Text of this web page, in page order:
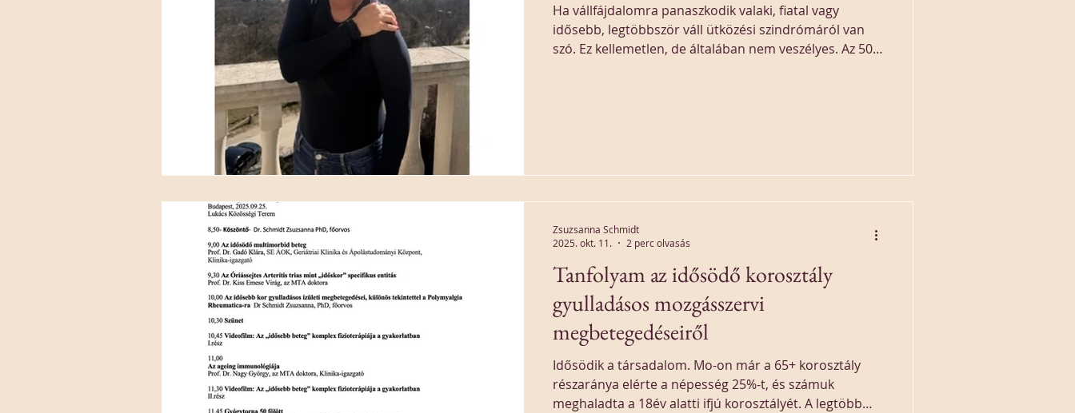
Ha vállfájdalomra panaszkodik valaki, fiatal vagy
idősebb, legtöbbször váll ütközési szindrómáról van
szó. Ez kellemetlen, de általában nem veszélyes. Az 50
Tanfolyam az idősödő korosztály
gyulladásos mozgásszervi
megbetegedéseiről
Idősödik a társadalom. Mo-on már a 65+ korosztály
részaránya elérte a népesség 25%-t, és számuk
meghaladta a 18év alatti ifjú korosztályét. A legtöbb
Zsuzsanna Schmidt
2025. okt. 11.
2 perc olvasás